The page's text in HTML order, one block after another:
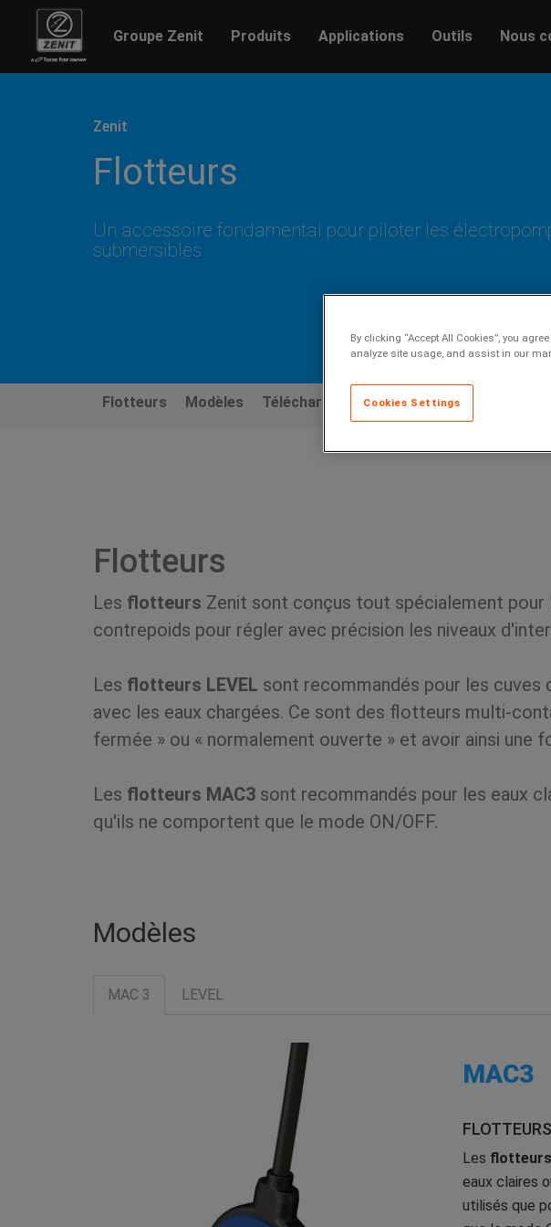
Groupe Zenit Produits Applications Outils Nous
Zenit
Flotteurs
Un accessoire fondamental pour piloter les
submersibles
Flotteurs Modèles Téléchargements
Flotteurs
Les flotteurs Zenit sont conçus tout spécialement
contrepoids pour régler avec précision les niveaux
Les flotteurs LEVEL sont recommandés pour les cuves
avec les eaux chargées. Ce sont des flotteurs multi-
fermée » ou « normalement ouverte » et avoir ainsi une
Les flotteurs MAC3 sont recommandés pour les eaux
qu'ils ne comportent que le mode ON/OFF.
Modèles
MAC 3 LEVEL
MAC3
FLOTTEURS
Les flotteurs
eaux claires
utilisés que
By clicking “Accept All Cookies”, you
analyze site usage, and assist in our
Cookies Settings